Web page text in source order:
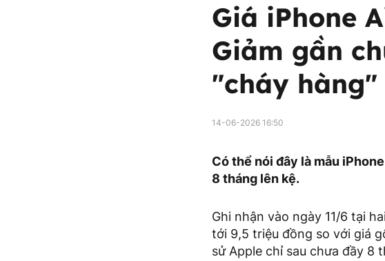
Giá iPhone
Giảm gần
"cháy hàng"
14-06-2026 16:50
Có thể nói đây là mẫu
8 tháng lên kệ.
Ghi nhận vào ngày 11/6 tại
tới 9,5 triệu đồng so với giá
sử Apple chỉ sau chưa đầy 8